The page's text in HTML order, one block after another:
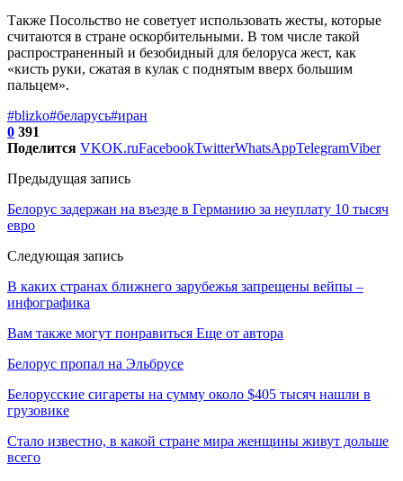
Также Посольство не советует использовать жесты, которые
считаются в стране оскорбительными. В том числе такой
распространенный и безобидный для белоруса жест, как
«кисть руки, сжатая в кулак с поднятым вверх большим
пальцем».
#blizko#беларусь#иран
0 391
Поделится VKOK.ruFacebookTwitterWhatsAppTelegramViber
Предыдущая запись
Белорус задержан на въезде в Германию за неуплату 10 тысяч
евро
Следующая запись
В каких странах ближнего зарубежья запрещены вейпы –
инфографика
Вам также могут понравиться Еще от автора
Белорус пропал на Эльбрусе
Белорусские сигареты на сумму около $405 тысяч нашли в
грузовике
Стало известно, в какой стране мира женщины живут дольше
всего